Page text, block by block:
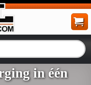
in één